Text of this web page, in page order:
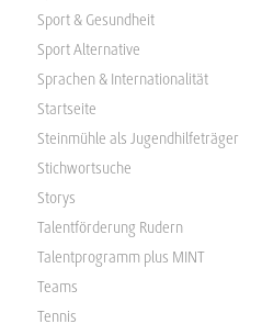
Sport & Gesundheit
Sport Alternative
Sprachen & Internationalität
Startseite
Steinmühle als Jugendhilfeträger
Stichwortsuche
Storys
Talentförderung Rudern
Talentprogramm plus MINT
Teams
Tennis